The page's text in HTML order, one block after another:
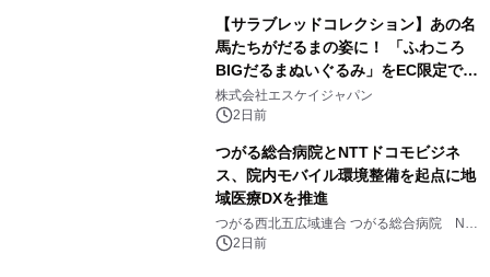
【サラブレッドコレクション】あの名
馬たちがだるまの姿に！ 「ふわころ
BIGだるまぬいぐるみ」をEC限定で受
注販売開始
株式会社エスケイジャパン
2日前
つがる総合病院とNTTドコモビジネ
ス、院内モバイル環境整備を起点に地
域医療DXを推進
つがる西北五広域連合 つがる総合病院 NTT
ドコモビジネス株式会社
2日前